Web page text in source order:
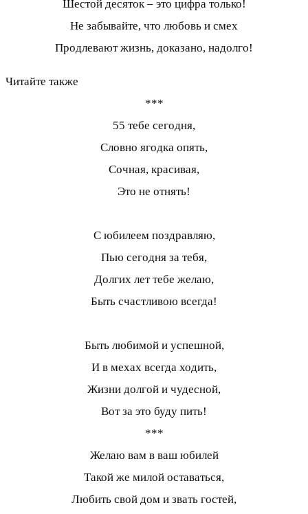
Шестой десяток – это цифра только!
Не забывайте, что любовь и смех
Продлевают жизнь, доказано, надолго!
Читайте также
***
55 тебе сегодня,
Словно ягодка опять,
Сочная, красивая,
Это не отнять!
С юбилеем поздравляю,
Пью сегодня за тебя,
Долгих лет тебе желаю,
Быть счастливою всегда!
Быть любимой и успешной,
И в мехах всегда ходить,
Жизни долгой и чудесной,
Вот за это буду пить!
***
Желаю вам в ваш юбилей
Такой же милой оставаться,
Любить свой дом и звать гостей,